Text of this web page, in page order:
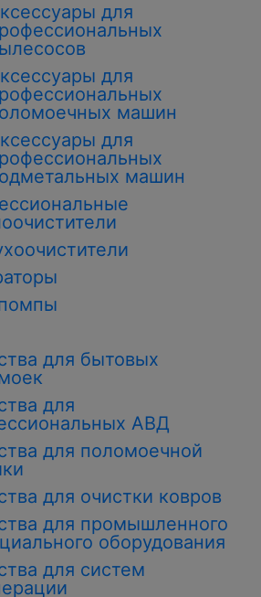
для
для
машин
для
машин
для бытовых
для
АВД
для поломоечной
для очистки ковров
для промышленного
оборудования
для систем